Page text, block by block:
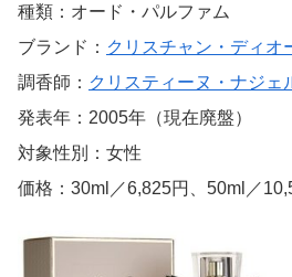
種類：オード・パルファム
ブランド： クリスチャン・ディオ
調香師： クリスティーヌ・ナジェ
発表年：2005年（現在廃盤）
対象性別：女性
価格：30ml／6,825円、50ml／